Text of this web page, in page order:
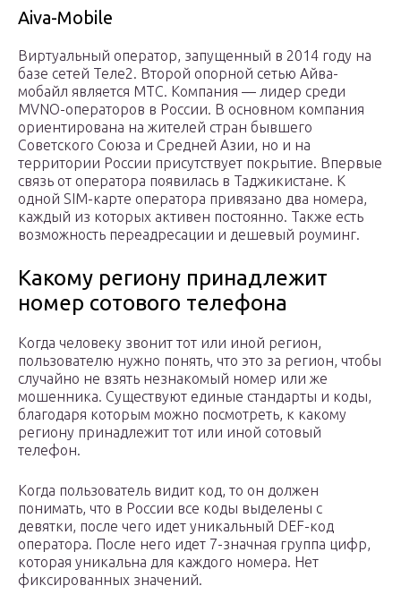
Aiva-Mobile
Виртуальный оператор, запущенный в 2014 году на
базе сетей Теле2. Второй опорной сетью Айва-
мобайл является МТС. Компания — лидер среди
MVNO-операторов в России. В основном компания
ориентирована на жителей стран бывшего
Советского Союза и Средней Азии, но и на
территории России присутствует покрытие. Впервые
связь от оператора появилась в Таджикистане. К
одной SIM-карте оператора привязано два номера,
каждый из которых активен постоянно. Также есть
возможность переадресации и дешевый роуминг.
Какому региону принадлежит
номер сотового телефона
Когда человеку звонит тот или иной регион,
пользователю нужно понять, что это за регион, чтобы
случайно не взять незнакомый номер или же
мошенника. Существуют единые стандарты и коды,
благодаря которым можно посмотреть, к какому
региону принадлежит тот или иной сотовый
телефон.
Когда пользователь видит код, то он должен
понимать, что в России все коды выделены с
девятки, после чего идет уникальный DEF-код
оператора. После него идет 7-значная группа цифр,
которая уникальна для каждого номера. Нет
фиксированных значений.